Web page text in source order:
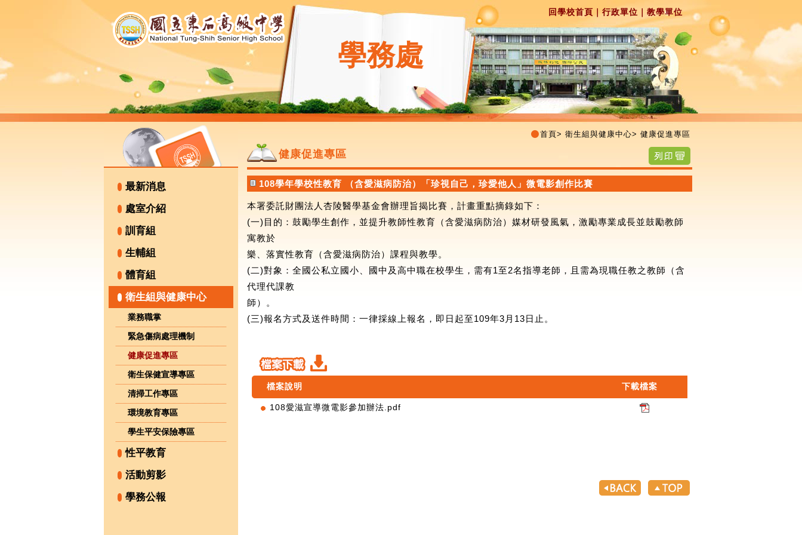
學務處
回學校首頁 ｜行政單位 教學單位
最新消息
處室介紹
訓育組
生輔組
體育組
衛生組與健康中心
業務職掌
緊急傷病處理機制
健康促進專區
衛生保健宣導專區
清掃工作專區
環境教育專區
學生平安保險專區
性平教育
活動剪影
學務公報
首頁> 衛生組與健康中心> 健康促進專區
健康促進專區
108學年學校性教育 （含愛滋病防治）「珍視自己，珍愛他人」微電影創作比賽
本署委託財團法人杏陵醫學基金會辦理旨揭比賽，計畫重點摘錄如下：
(一)目的：鼓勵學生創作，並提升教師性教育（含愛滋病防治）媒材研發風氣，激勵專業成長並鼓勵教師
寓教於
樂、落實性教育（含愛滋病防治）課程與教學。
(二)對象：全國公私立國小、國中及高中職在校學生，需有1至2名指導老師，且需為現職任教之教師（含
代理代課教
師）。
(三)報名方式及送件時間：一律採線上報名，即日起至109年3月13日止。
檔案說明 下載檔案
108愛滋宣導微電影參加辦法.pdf